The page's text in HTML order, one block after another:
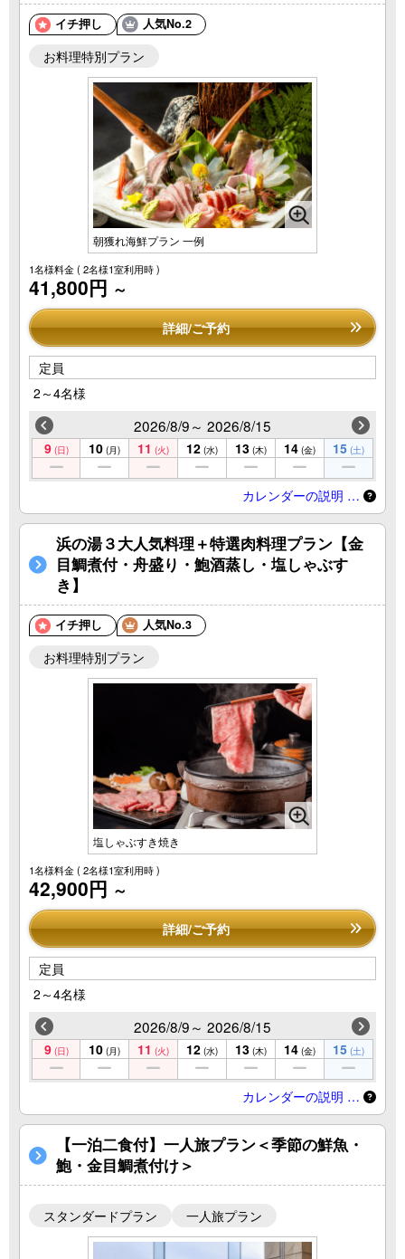
イチ押し 人気No.2
お料理特別プラン
朝獲れ海鮮プラン 一例
1名様料金( 2名様1室利用時 )
41,800円 ～
詳細/ご予約
定員
2～4名様
2026/8/9～ 2026/8/15
9 (日) 10 (月) 11 (火) 12 (水) 13 (木) 14 (金) 15 (土)
カレンダーの説明 …
浜の湯３大人気料理＋特選肉料理プラン【金
目鯛煮付・舟盛り・鮑酒蒸し・塩しゃぶす
き】
イチ押し 人気No.3
お料理特別プラン
塩しゃぶすき焼き
1名様料金( 2名様1室利用時 )
42,900円 ～
詳細/ご予約
定員
2～4名様
2026/8/9～ 2026/8/15
9 (日) 10 (月) 11 (火) 12 (水) 13 (木) 14 (金) 15 (土)
カレンダーの説明 …
【一泊二食付】一人旅プラン＜季節の鮮魚・
鮑・金目鯛煮付け＞
スタンダードプラン 一人旅プラン